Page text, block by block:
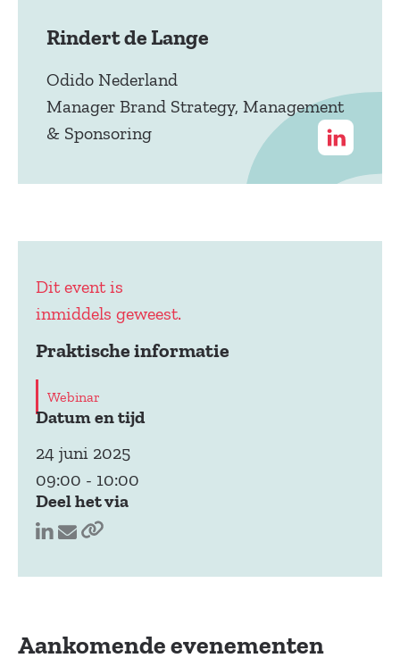
Rindert de Lange
Odido Nederland
Manager Brand Strategy, Management
& Sponsoring
Dit event is
inmiddels geweest.
Praktische informatie
Webinar
Datum en tijd
24 juni 2025
09:00 - 10:00
Deel het via
Aankomende evenementen